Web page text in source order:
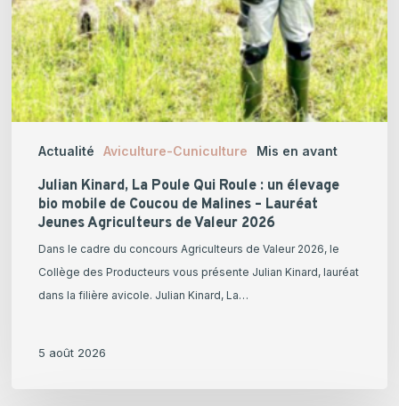
Actualité Aviculture-Cuniculture Mis en avant
de
Coucou
de
Malines
–
Jeunes
Agriculteurs
Valeur
2026
Julian Kinard, La Poule Qui Roule : un élevage
bio mobile de Coucou de Malines – Lauréat
Jeunes Agriculteurs de Valeur 2026
Dans le cadre du concours Agriculteurs de Valeur 2026, le
Collège des Producteurs vous présente Julian Kinard, lauréat
dans la filière avicole. Julian Kinard, La…
5 août 2026